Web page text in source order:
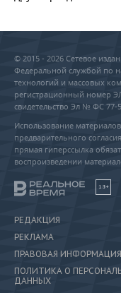
© 2015 - 2026 Сетевое
Федеральной службой по
технологий и массовых
регистрационный номер
свидетельство Эл № ФС 77-
Использование
предварительного
прямая гиперссылка
воспроизведении
18+
РЕДАКЦИЯ
РЕКЛАМА
ПРАВОВАЯ ИНФОРМАЦИЯ
ПОЛИТИКА О
ДАННЫХ